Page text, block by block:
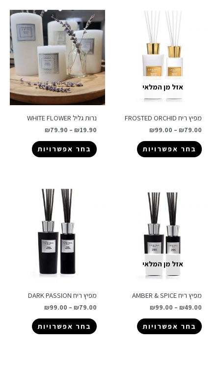
אזל מן המלאי
מפיץ ריח FROSTED ORCHID
₪79.00
–
₪99.00
בחר אפשרויות
נרות גליל WHITE FLOWER
₪19.90
–
₪79.90
בחר אפשרויות
אזל מן המלאי
מפיץ ריח AMBER & SPICE
₪49.00
–
₪99.00
בחר אפשרויות
מפיץ ריח DARK PASSION
₪79.00
–
₪99.00
בחר אפשרויות